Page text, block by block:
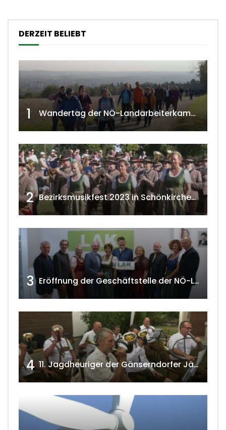
DERZEIT BELIEBT
1 Wandertag der NÖ-Landarbeiterkammer in Hollabrunn 2024
2 Bezirksmusikfest 2023 in Schönkirchen-Reyersdorf
3 Eröffnung der Geschäftstelle der NÖ-Landarbeiterkammer in Mistelbach w4tv174
4 11. Jagdheuriger der Gänserndorfer Jäger 2020 w4tv166